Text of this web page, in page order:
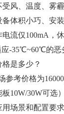
风、温度、雾
体积小巧、安
流仅100mA，
-35℃~60℃的恶
是多少？
参考价格为
10W/30W可选
场景和配置要